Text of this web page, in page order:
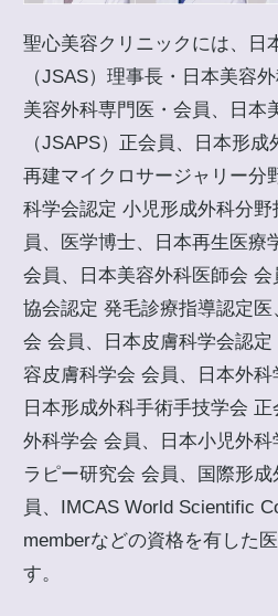
聖心美容クリニックには、日
（JSAS）理事長・日本美容
美容外科専門医・会員、日本
（JSAPS）正会員、日本形成
再建マイクロサージャリー分
科学会認定 小児形成外科分
員、医学博士、日本再生医療
会員、日本美容外科医師会
協会認定 発毛診療指導認定
会 会員、日本皮膚科学会認
容皮膚科学会 会員、日本外科
日本形成外科手術手技学会
外科学会 会員、日本小児外
ラピー研究会 会員、国際形
員、IMCAS World Scientific
memberなどの資格を有した
す。